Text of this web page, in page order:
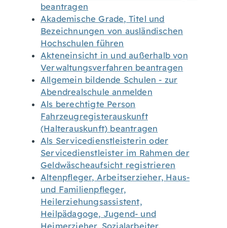
beantragen
Akademische Grade, Titel und
Bezeichnungen von ausländischen
Hochschulen führen
Akteneinsicht in und außerhalb von
Verwaltungsverfahren beantragen
Allgemein bildende Schulen - zur
Abendrealschule anmelden
Als berechtigte Person
Fahrzeugregisterauskunft
(Halterauskunft) beantragen
Als Servicedienstleisterin oder
Servicedienstleister im Rahmen der
Geldwäscheaufsicht registrieren
Altenpfleger, Arbeitserzieher, Haus-
und Familienpfleger,
Heilerziehungsassistent,
Heilpädagoge, Jugend- und
Heimerzieher, Sozialarbeiter,